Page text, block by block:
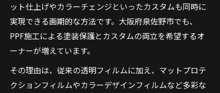
ット仕上げやカラーチェンジといったカスタムも同時に
実現できる画期的な方法です。大阪府泉佐野市でも、
PPF施工による塗装保護とカスタムの両立を希望するオ
ーナーが増えています。
その理由は、従来の透明フィルムに加え、マットプロテ
クションフィルムやカラーデザインフィルムなど多彩な